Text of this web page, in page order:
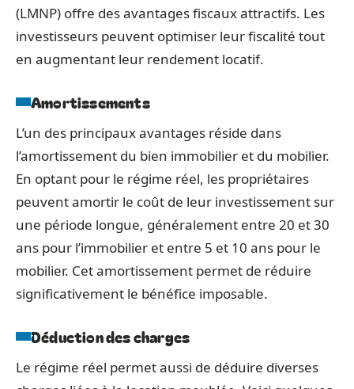
(LMNP) offre des avantages fiscaux attractifs. Les
investisseurs peuvent optimiser leur fiscalité tout
en augmentant leur rendement locatif.
Amortissements
L’un des principaux avantages réside dans
l’amortissement du bien immobilier et du mobilier.
En optant pour le régime réel, les propriétaires
peuvent amortir le coût de leur investissement sur
une période longue, généralement entre 20 et 30
ans pour l’immobilier et entre 5 et 10 ans pour le
mobilier. Cet amortissement permet de réduire
significativement le bénéfice imposable.
Déduction des charges
Le régime réel permet aussi de déduire diverses